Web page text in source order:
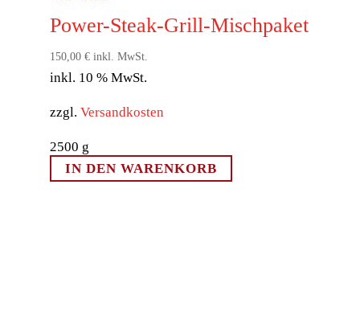
Power-Steak-Grill-Mischpaket
150,00 € inkl. MwSt.
inkl. 10 % MwSt.
zzgl. Versandkosten
2500 g
IN DEN WARENKORB